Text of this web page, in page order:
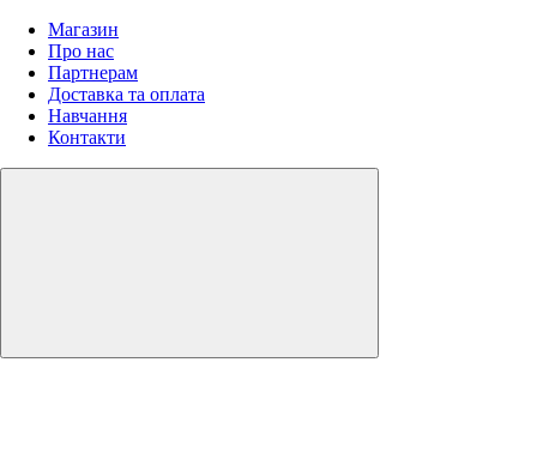
Магазин
Про нас
Партнерам
Доставка та оплата
Навчання
Контакти